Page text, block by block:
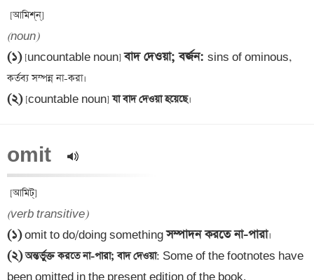
(noun)
(১) [uncountable noun] বাদ দেওয়া; বর্জন: sins of ominous,
(২) [countable noun] যা বাদ দেওয়া হয়েছে
omit
(verb transitive)
(১) omit to do/doing something সম্পাদন করতে না-পারা
(২) অন্তর্ভুক্ত করতে না-পারা; বাদ দেওয়া: Some of the footnotes have